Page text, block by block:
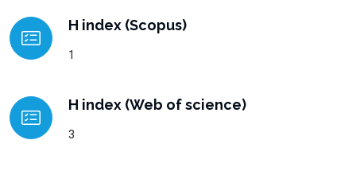
H index (Scopus)
1
H index (Web of science)
3